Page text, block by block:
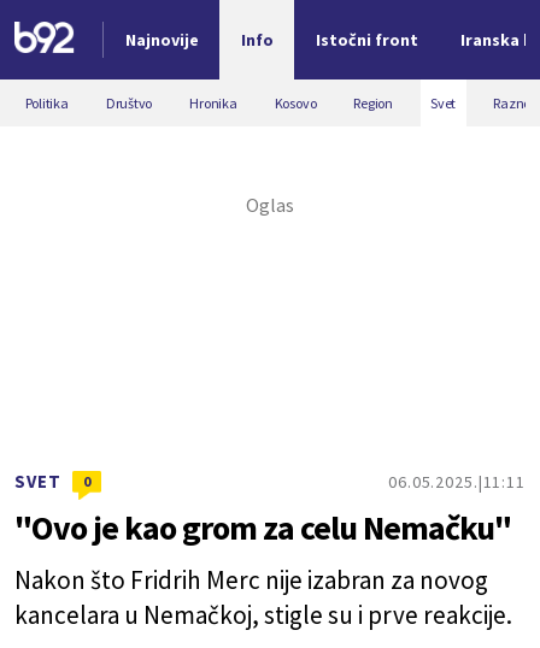
Najnovije Info Istočni front Iranska
Nova vest
Politika Društvo Hronika Kosovo Region Svet Razno
SVET 0 06.05.2025. 11:11
"Ovo je kao grom za celu Nemačku"
Nakon što Fridrih Merc nije izabran za novog
kancelara u Nemačkoj, stigle su i prve reakcije.